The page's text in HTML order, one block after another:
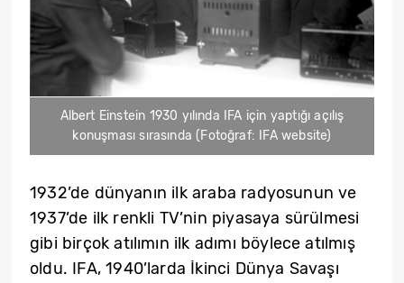
Albert Einstein 1930 yılında IFA için yaptığı açılış
konuşması sırasında (Fotoğraf: IFA website)
1932’de dünyanın ilk araba radyosunun ve
1937’de ilk renkli TV’nin piyasaya sürülmesi
gibi birçok atılımın ilk adımı böylece atılmış
oldu. IFA, 1940’larda İkinci Dünya Savaşı